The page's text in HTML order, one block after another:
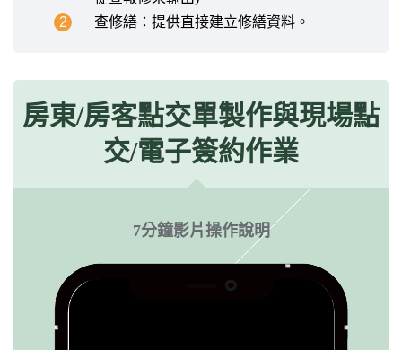
2
查修繕：提供直接建立修繕資料。
房東/房客點交單製作與現場點
交/電子簽約作業
7分鐘影片操作說明